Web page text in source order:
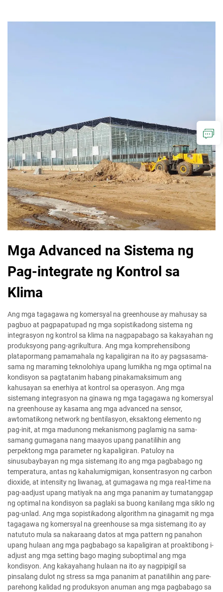
Mga Advanced na Sistema ng
Pag-integrate ng Kontrol sa
Klima
Ang mga tagagawa ng komersyal na greenhouse ay mahusay sa
pagbuo at pagpapatupad ng mga sopistikadong sistema ng
integrasyon ng kontrol sa klima na nagpapabago sa kakayahan ng
produksyong pang-agrikultura. Ang mga komprehensibong
platapormang pamamahala ng kapaligiran na ito ay pagsasama-
sama ng maraming teknolohiya upang lumikha ng mga optimal na
kondisyon sa pagtatanim habang pinakamaksimum ang
kahusayan sa enerhiya at kontrol sa operasyon. Ang mga
sistemang integrasyon na ginawa ng mga tagagawa ng komersyal
na greenhouse ay kasama ang mga advanced na sensor,
awtomatikong network ng bentilasyon, eksaktong elemento ng
pag-init, at mga madunong mekanismong paglamig na sama-
samang gumagana nang maayos upang panatilihin ang
perpektong mga parameter ng kapaligiran. Patuloy na
sinusubaybayan ng mga sistemang ito ang mga pagbabago ng
temperatura, antas ng kahalumigmigan, konsentrasyon ng carbon
dioxide, at intensity ng liwanag, at gumagawa ng mga real-time na
pag-aadjust upang matiyak na ang mga pananim ay tumatanggap
ng optimal na kondisyon sa paglaki sa buong kanilang mga siklo ng
pag-unlad. Ang mga sopistikadong algorithm na ginagamit ng mga
tagagawa ng komersyal na greenhouse sa mga sistemang ito ay
natututo mula sa nakaraang datos at mga pattern ng panahon
upang hulaan ang mga pagbabago sa kapaligiran at proaktibong i-
adjust ang mga setting bago maging suboptimal ang mga
kondisyon. Ang kakayahang hulaan na ito ay nagpipigil sa
pinsalang dulot ng stress sa mga pananim at panatilihin ang pare-
parehong kalidad ng produksyon anuman ang mga pagbabago sa